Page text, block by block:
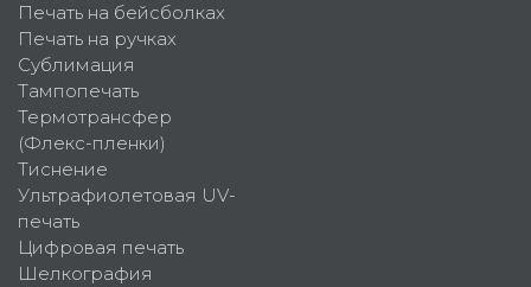
Печать на бейсболках
Печать на ручках
Сублимация
Тампопечать
Термотрансфер
(Флекс-пленки)
Тиснение
Ультрафиолетовая UV-
печать
Цифровая печать
Шелкография